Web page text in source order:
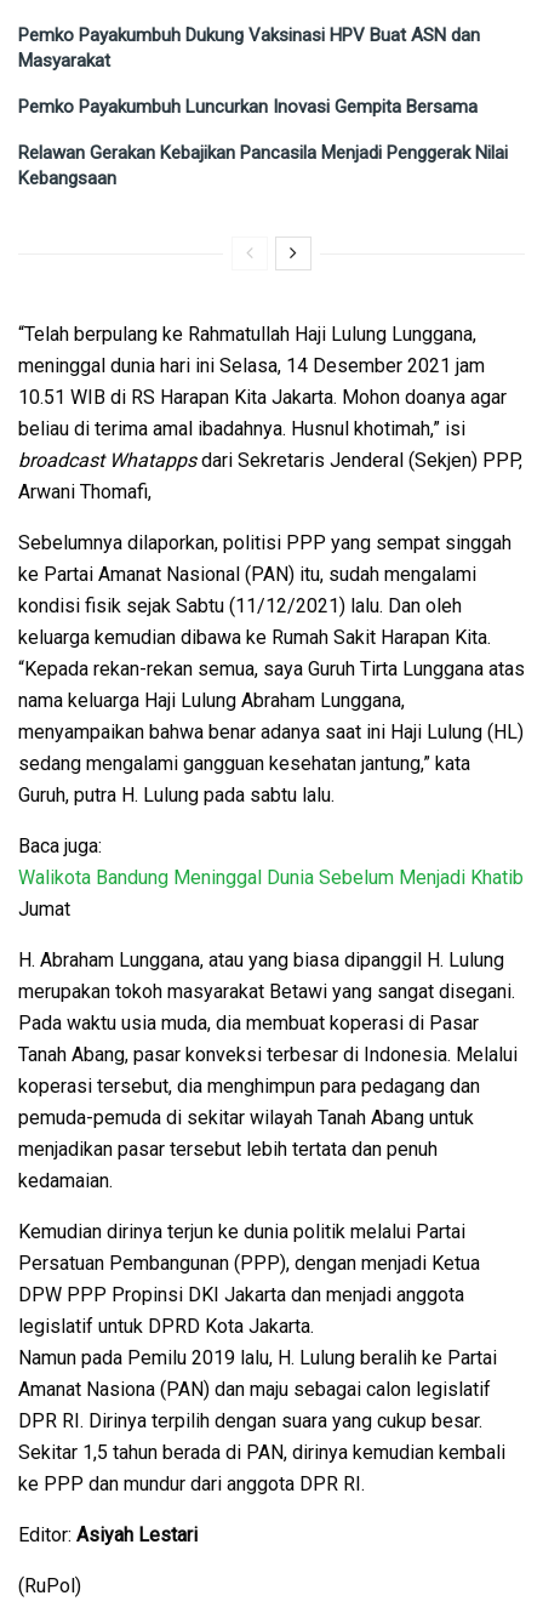
Pemko Payakumbuh Dukung Vaksinasi HPV Buat ASN dan
Masyarakat
Pemko Payakumbuh Luncurkan Inovasi Gempita Bersama
Relawan Gerakan Kebajikan Pancasila Menjadi Penggerak Nilai
Kebangsaan
“Telah berpulang ke Rahmatullah Haji Lulung Lunggana,
meninggal dunia hari ini Selasa, 14 Desember 2021 jam
10.51 WIB di RS Harapan Kita Jakarta. Mohon doanya agar
beliau di terima amal ibadahnya. Husnul khotimah,” isi
broadcast Whatappsdari Sekretaris Jenderal (Sekjen) PPP,
Arwani Thomafi,
Sebelumnya dilaporkan, politisi PPP yang sempat singgah
ke Partai Amanat Nasional (PAN) itu, sudah mengalami
kondisi fisik sejak Sabtu (11/12/2021) lalu. Dan oleh
keluarga kemudian dibawa ke Rumah Sakit Harapan Kita.
“Kepada rekan-rekan semua, saya Guruh Tirta Lunggana atas
nama keluarga Haji Lulung Abraham Lunggana,
menyampaikan bahwa benar adanya saat ini Haji Lulung (HL)
sedang mengalami gangguan kesehatan jantung,” kata
Guruh, putra H. Lulung pada sabtu lalu.
Baca juga:
Walikota Bandung Meninggal Dunia Sebelum Menjadi Khatib
Jumat
H. Abraham Lunggana, atau yang biasa dipanggil H. Lulung
merupakan tokoh masyarakat Betawi yang sangat disegani.
Pada waktu usia muda, dia membuat koperasi di Pasar
Tanah Abang, pasar konveksi terbesar di Indonesia. Melalui
koperasi tersebut, dia menghimpun para pedagang dan
pemuda-pemuda di sekitar wilayah Tanah Abang untuk
menjadikan pasar tersebut lebih tertata dan penuh
kedamaian.
Kemudian dirinya terjun ke dunia politik melalui Partai
Persatuan Pembangunan (PPP), dengan menjadi Ketua
DPW PPP Propinsi DKI Jakarta dan menjadi anggota
legislatif untuk DPRD Kota Jakarta.
Namun pada Pemilu 2019 lalu, H. Lulung beralih ke Partai
Amanat Nasiona (PAN) dan maju sebagai calon legislatif
DPR RI. Dirinya terpilih dengan suara yang cukup besar.
Sekitar 1,5 tahun berada di PAN, dirinya kemudian kembali
ke PPP dan mundur dari anggota DPR RI.
Editor: Asiyah Lestari
(RuPol)